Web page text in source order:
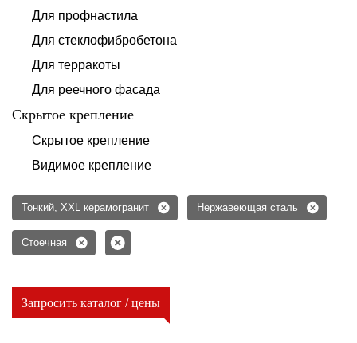
Для профнастила
Для стеклофибробетона
Для терракоты
Для реечного фасада
Скрытое крепление
Скрытое крепление
Видимое крепление
Тонкий, XXL керамогранит Нержавеющая сталь
Стоечная
Запросить каталог / цены